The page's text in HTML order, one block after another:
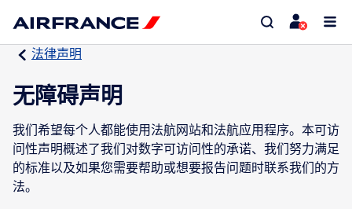
法律声明
无障碍声明
我们希望每个人都能使用法航网站和法航应用程序。本可访
问性声明概述了我们对数字可访问性的承诺、我们努力满足
的标准以及如果您需要帮助或想要报告问题时联系我们的方
法。